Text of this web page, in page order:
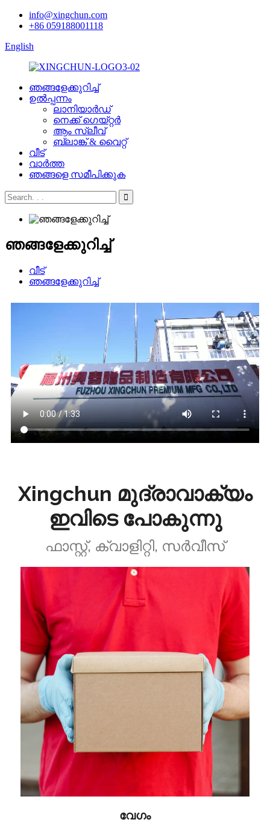
info@xingchun.com
+86 059188001118
English
ഞങ്ങളേക്കുറിച്ച്
ഉൽപ്പന്നം
ലാനിയാർഡ്
നെക്ക് ഗെയ്റ്റർ
ആം സ്ലീവ്
ബ്ലാങ്ക് & വൈറ്റ്
വീട്
വാർത്ത
ഞങ്ങളെ സമീപിക്കുക
ഞങ്ങളേക്കുറിച്ച്
വീട്
ഞങ്ങളേക്കുറിച്ച്
Xingchun മുദ്രാവാക്യം
ഇവിടെ പോകുന്നു
ഫാസ്റ്റ്, ക്വാളിറ്റി, സർവീസ്
വേഗം